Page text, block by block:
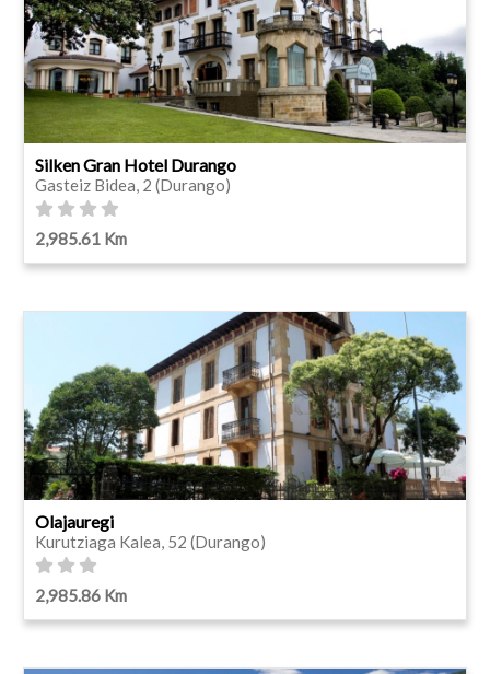
Silken Gran Hotel Durango
Gasteiz Bidea, 2 (Durango)
2,985.61 Km
Olajauregi
Kurutziaga Kalea, 52 (Durango)
2,985.86 Km